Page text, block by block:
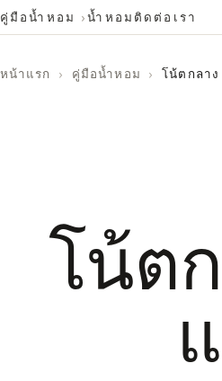
คู่มือน้ำหอม น้ำหอม ติดต่อเรา
หน้าแรก › คู่มือน้ำหอม › โน้ตกลา
โน้ต